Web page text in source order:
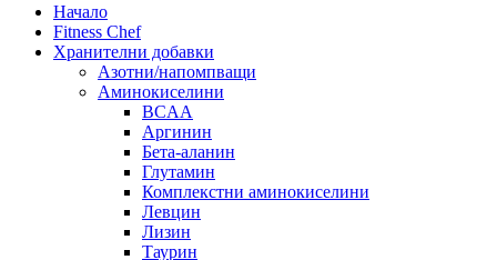
Начало
Fitness Chef
Хранителни добавки
Азотни/напомпващи
Аминокиселини
BCAA
Аргинин
Бета-аланин
Глутамин
Комплекстни аминокиселини
Левцин
Лизин
Таурин